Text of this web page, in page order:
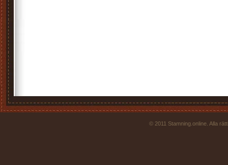
© 2011 Stamning.online. Alla